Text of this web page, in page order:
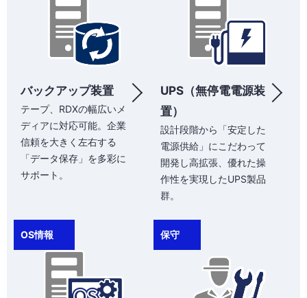
バックアップ装置
テープ、RDXの幅広いメ
ディアに対応可能。企業
信頼を大きく左右する
「データ保存」を多彩に
サポート。
UPS（無停電電源装
置）
設計段階から「安定した
電源供給」にこだわって
開発し高拡張、優れた操
作性を実現したUPS製品
群。
OS情報 保守